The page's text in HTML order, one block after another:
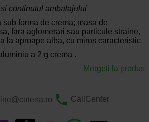
continutul ambalajului
forma de crema; masa de
fara aglomerari sau particule straine,
la aproape alba, cu miros caracteristic
a 2 g crema .
Mergeti la produs
CallCenter